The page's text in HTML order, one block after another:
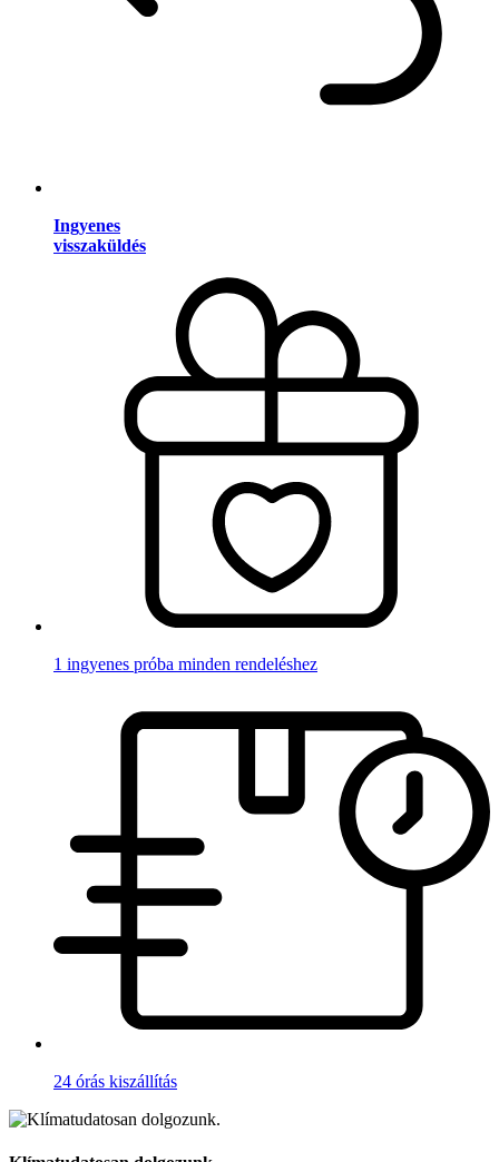
Ingyenes
visszaküldés
1 ingyenes próba minden rendeléshez
24 órás kiszállítás